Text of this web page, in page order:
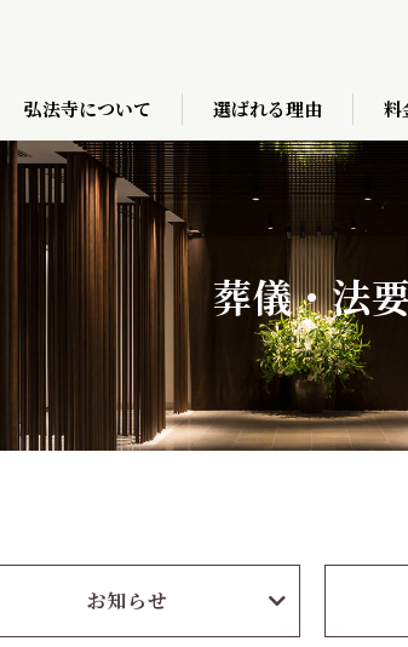
弘法寺について 選ばれる理由 料
葬儀・法要
お知らせ